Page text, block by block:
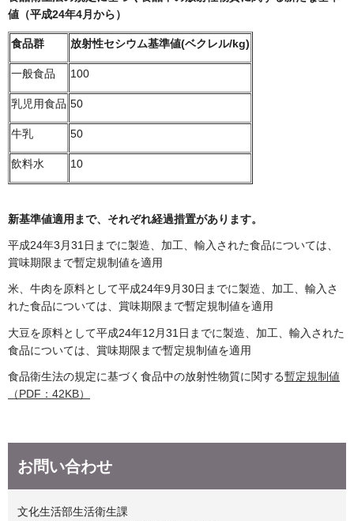
値（平成24年4月から）
食品群 放射性セシウム基準値(ベクレル/kg)
一般食品 100
乳児用食品 50
牛乳 50
飲料水 10
新基準値適用まで、それぞれ経過措置があります。
平成24年3月31日までに製造、加工、輸入された食品については、
賞味期限まで暫定規制値を適用
米、牛肉を原料として平成24年9月30日までに製造、加工、輸入さ
れた食品については、賞味期限まで暫定規制値を適用
大豆を原料として平成24年12月31日までに製造、加工、輸入された
食品については、賞味期限まで暫定規制値を適用
食品衛生法の規定に基づく食品中の放射性物質に関する暫定規制値
（PDF：42KB）
お問い合わせ
文化生活部生活衛生課